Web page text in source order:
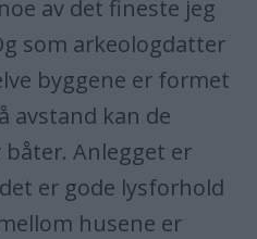
av det fineste jeg
som arkeologdatter
byggene er formet
avstand kan de
Anlegget er
er gode lysforhold
husene er